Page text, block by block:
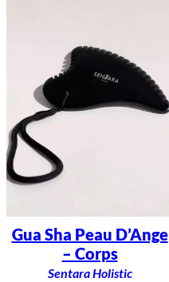
Gua Sha Peau D’Ange
– Corps
Sentara Holistic